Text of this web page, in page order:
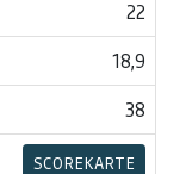
22
18,9
38
SCOREKARTE